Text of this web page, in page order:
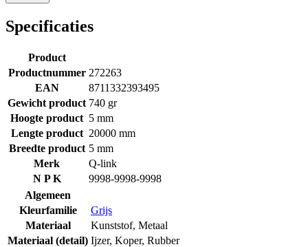
Specificaties
Product
Productnummer 272263
EAN
8711332393495
Gewicht product 740 gr
Hoogte product 5 mm
Lengte product 20000 mm
Breedte product 5 mm
Merk
Q-link
N P K
9998-9998-9998
Algemeen
Kleurfamilie
Grijs
Materiaal
Kunststof, Metaal
Materiaal (detail) Ijzer, Koper, Rubber